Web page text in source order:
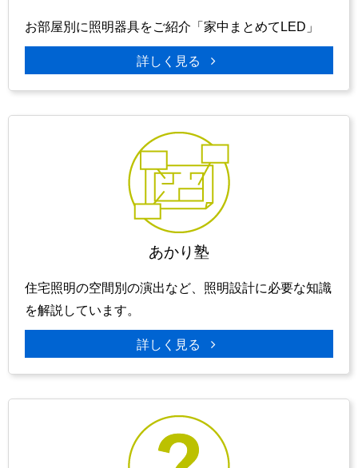
お部屋別に照明器具をご紹介「家中まとめてLED」
詳しく見る
あかり塾
住宅照明の空間別の演出など、照明設計に必要な知識
を解説しています。
詳しく見る